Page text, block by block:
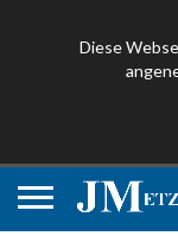
Diese